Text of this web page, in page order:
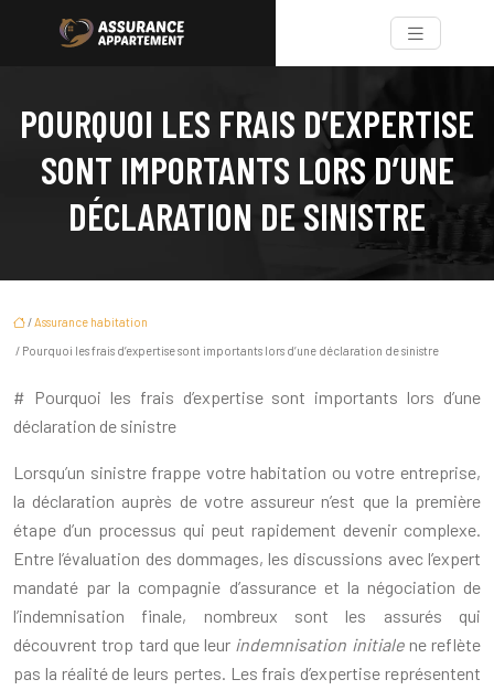
POURQUOI LES FRAIS D’EXPERTISE
SONT IMPORTANTS LORS D’UNE
DÉCLARATION DE SINISTRE
/Assurance habitation
/ Pourquoi les frais d’expertise sont importants lors d’une déclaration de sinistre
# Pourquoi les frais d’expertise sont importants lors d’une
déclaration de sinistre
Lorsqu’un sinistre frappe votre habitation ou votre entreprise,
la déclaration auprès de votre assureur n’est que la première
étape d’un processus qui peut rapidement devenir complexe.
Entre l’évaluation des dommages, les discussions avec l’expert
mandaté par la compagnie d’assurance et la négociation de
l’indemnisation finale, nombreux sont les assurés qui
découvrent trop tard que leur indemnisation initialene reflète
pas la réalité de leurs pertes. Les frais d’expertise représentent